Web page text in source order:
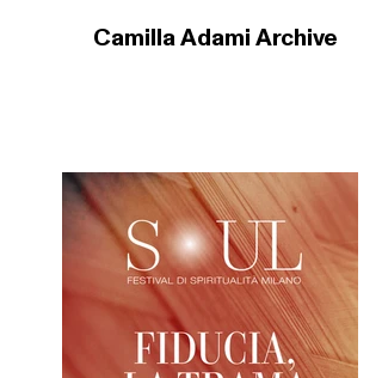
Camilla Adami Archive